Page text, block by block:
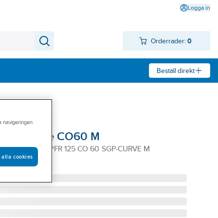
Logga in
Orderrader: 0
Beställ direkt
Curve CO60 M
CURVE CO M PFR 125 CO 60 SGP-CURVE M
navigeringen
alla cookies